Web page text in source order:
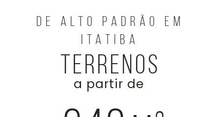
DE ALTO PADRÃO EM
ITATIBA
TERRENOS
a partir de